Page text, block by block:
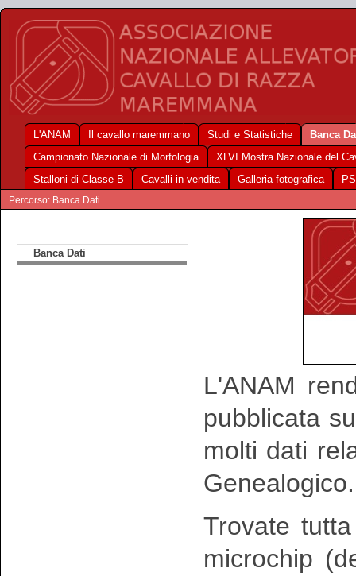
L'ANAM Il cavallo maremmano Studi e Statistiche
Banca
Campionato Nazionale di Morfologia
XLVI Mostra Nazionale del
Stalloni di Classe B
Cavalli in vendita Galleria fotografica
Percorso: Banca Dati
Banca Dati
L'ANAM
pubblicata
molti dati
Genealogico.
Trovate
microchip